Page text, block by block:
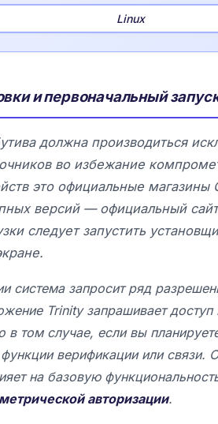
Linux
и первоначальный
должна производиться
во избежание
это официальные магазины
версий — официальный
следует запустить
система запросит ряд
Trinityзапрашивает
в том случае, если вы
верификации или связи.
на базовую
авторизации.